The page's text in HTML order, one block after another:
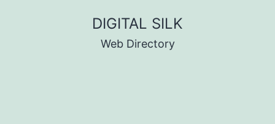
DIGITAL SILK
Web Directory